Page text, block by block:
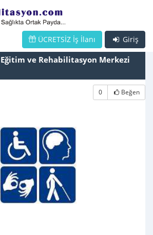
Giriş
ÜCRETSİZ İş İlanı
ve Rehabilitasyon Merkezi
0 Beğen